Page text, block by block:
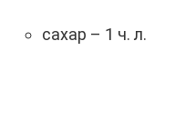
сахар – 1 ч. л.